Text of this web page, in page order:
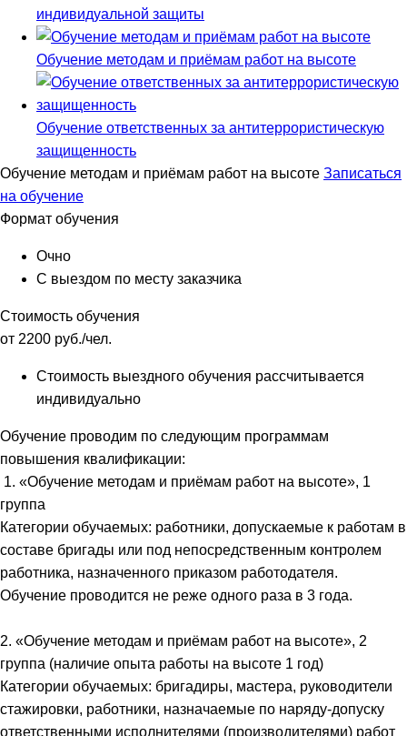
индивидуальной защиты
Обучение методам и приёмам работ на высоте
Обучение ответственных за антитеррористическую
защищенность
Обучение методам и приёмам работ на высоте Записаться
на обучение
Формат обучения
Очно
С выездом по месту заказчика
Стоимость обучения
от 2200 руб./чел.
Стоимость выездного обучения рассчитывается
индивидуально
Обучение проводим по следующим программам
повышения квалификации:
1. «Обучение методам и приёмам работ на высоте», 1
группа
Категории обучаемых: работники, допускаемые к работам в
составе бригады или под непосредственным контролем
работника, назначенного приказом работодателя.
Обучение проводится не реже одного раза в 3 года.
2. «Обучение методам и приёмам работ на высоте», 2
группа (наличие опыта работы на высоте 1 год)
Категории обучаемых: бригадиры, мастера, руководители
стажировки, работники, назначаемые по наряду-допуску
ответственными исполнителями (производителями) работ